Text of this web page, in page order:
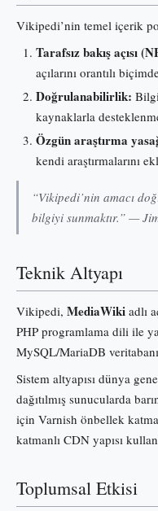
Vikipedi’nin temel içerik
Tarafsız bakış açısı
açılarını orantılı
Doğrulanabilirlik:
kaynaklarla
Özgün araştırma
kendi araştırmalarını
“Vikipedi’nin amacı
bilgiyi sunmaktır.” —
Teknik Altyapı
Vikipedi, MediaWiki adlı
PHP programlama dili ile
MySQL/MariaDB
Sistem altyapısı dünya
dağıtılmış sunucularda
için Varnish önbellek
katmanlı CDN yapısı
Toplumsal Etkisi